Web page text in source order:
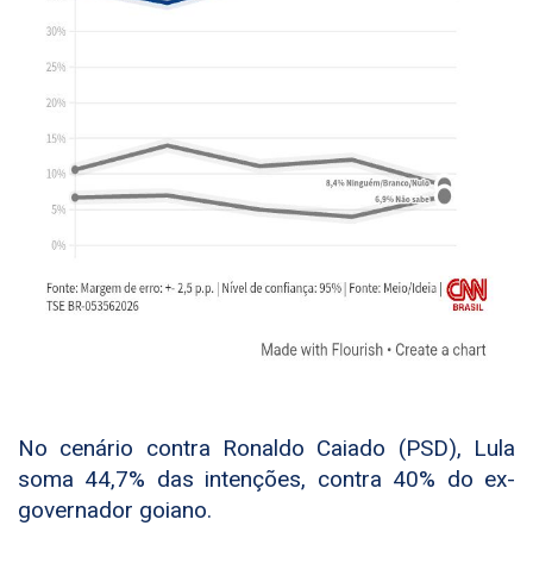
No cenário contra Ronaldo Caiado (PSD), Lula
soma 44,7% das intenções, contra 40% do ex-
governador goiano.